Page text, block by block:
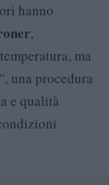
hanno
,
ma
, una procedura
e qualità